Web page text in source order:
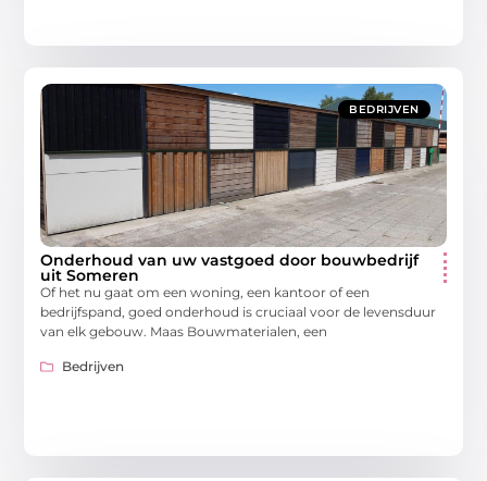
BEDRIJVEN
Onderhoud van uw vastgoed door bouwbedrijf
uit Someren
Of het nu gaat om een woning, een kantoor of een
bedrijfspand, goed onderhoud is cruciaal voor de levensduur
van elk gebouw. Maas Bouwmaterialen, een
Bedrijven